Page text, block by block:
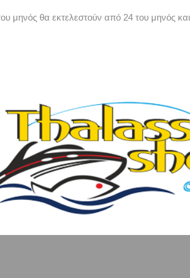
μηνός θα εκτελεστούν από 24 του μηνός